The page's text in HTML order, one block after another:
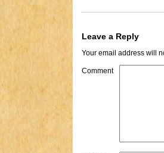
Leave a Reply
Your email address will
Comment